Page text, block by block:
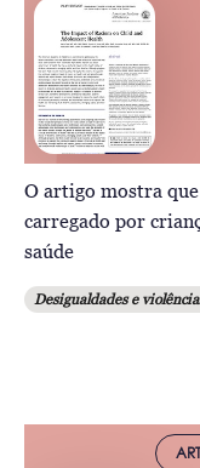
O artigo mostra
carregado por
saúde
Desigualdades e